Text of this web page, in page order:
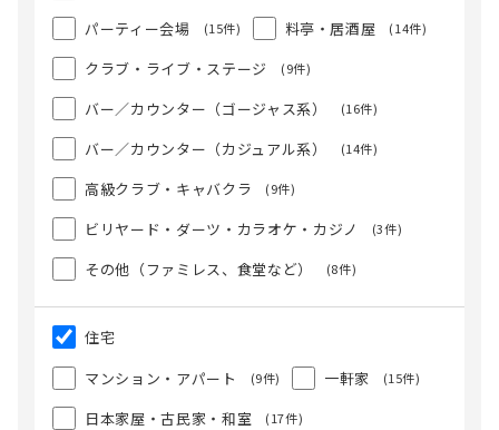
パーティー会場 (15件) 料亭・居酒屋 (14件)
クラブ・ライブ・ステージ (9件)
バー／カウンター（ゴージャス系） (16件)
バー／カウンター（カジュアル系） (14件)
高級クラブ・キャバクラ (9件)
ビリヤード・ダーツ・カラオケ・カジノ (3件)
その他（ファミレス、食堂など） (8件)
住宅
マンション・アパート
(9件) 一軒家 (15件)
日本家屋・古民家・和室 (17件)